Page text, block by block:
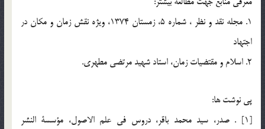
1. مجله نقد و نظر ، شماره 5، زمستان 1374، ويژه نقش زمان و مكان در
اجتهاد
2. اسلام و مقتضيات زمان، استاد شهيد مرتضي مطهري.
پي نوشت ها:
[1] . صدر، سيد محمد باقر، دروس في علم الاصول، مؤسسة النشر